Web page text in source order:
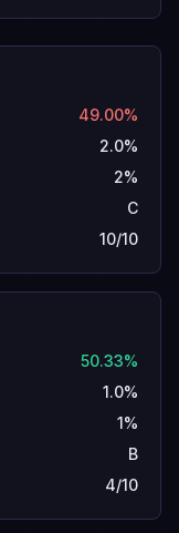
49.00%
2.0%
2%
C
10/10
50.33%
1.0%
1%
B
4/10